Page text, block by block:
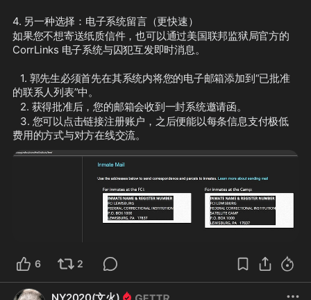
4. 另一种选择：电子系统留言（更快速）
如果您不想寄送纸质信件，也可以通过美国联邦监狱局官方的
CorrLinks 电子系统与囚犯互发即时消息。
的联系人列表”中。
   2. 获得批准后，您的邮箱会收到一封系统邀请函。
费用的方式与对方在线交流。
6 2